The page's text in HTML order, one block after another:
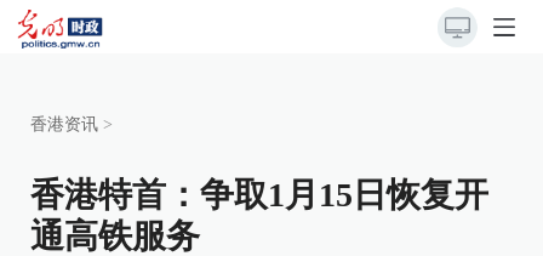
香港资讯 >
香港特首：争取1月15日恢复开
通高铁服务